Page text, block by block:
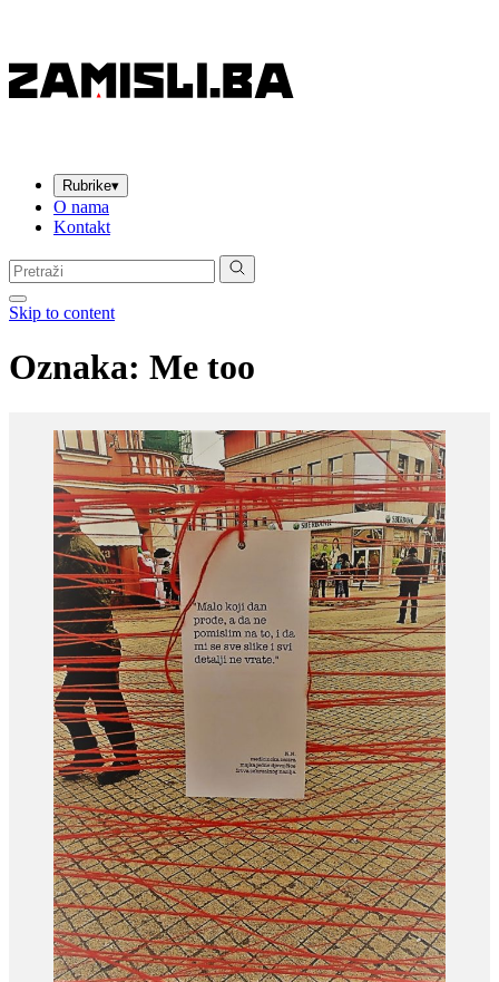
Rubrike▾
O nama
Kontakt
Pretraga:
Skip to content
Oznaka: Me too